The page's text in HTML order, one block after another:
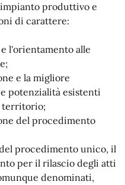
produttivo e
di carattere:
l'orientamento alle
e la migliore
potenzialità esistenti
territorio;
del procedimento
procedimento unico, il
per il rilascio degli atti
denominati,